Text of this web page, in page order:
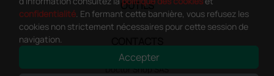
OUTILS
Adresse
Doctor Shop SAS
confidentialité. En fermant cette bannière, vous refusez les
cookies non strictement nécessaires pour cette session de
navigation.
Accepter